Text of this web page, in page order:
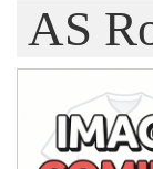
AS